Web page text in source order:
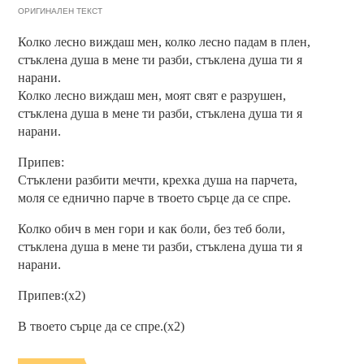
ОРИГИНАЛЕН ТЕКСТ
Колко лесно виждаш мен, колко лесно падам в плен,
стъклена душа в мене ти разби, стъклена душа ти я
нарани.
Колко лесно виждаш мен, моят свят е разрушен,
стъклена душа в мене ти разби, стъклена душа ти я
нарани.
Припев:
Стъклени разбити мечти, крехка душа на парчета,
моля се еднично парче в твоето сърце да се спре.
Колко обич в мен гори и как боли, без теб боли,
стъклена душа в мене ти разби, стъклена душа ти я
нарани.
Припев:(x2)
В твоето сърце да се спре.(x2)